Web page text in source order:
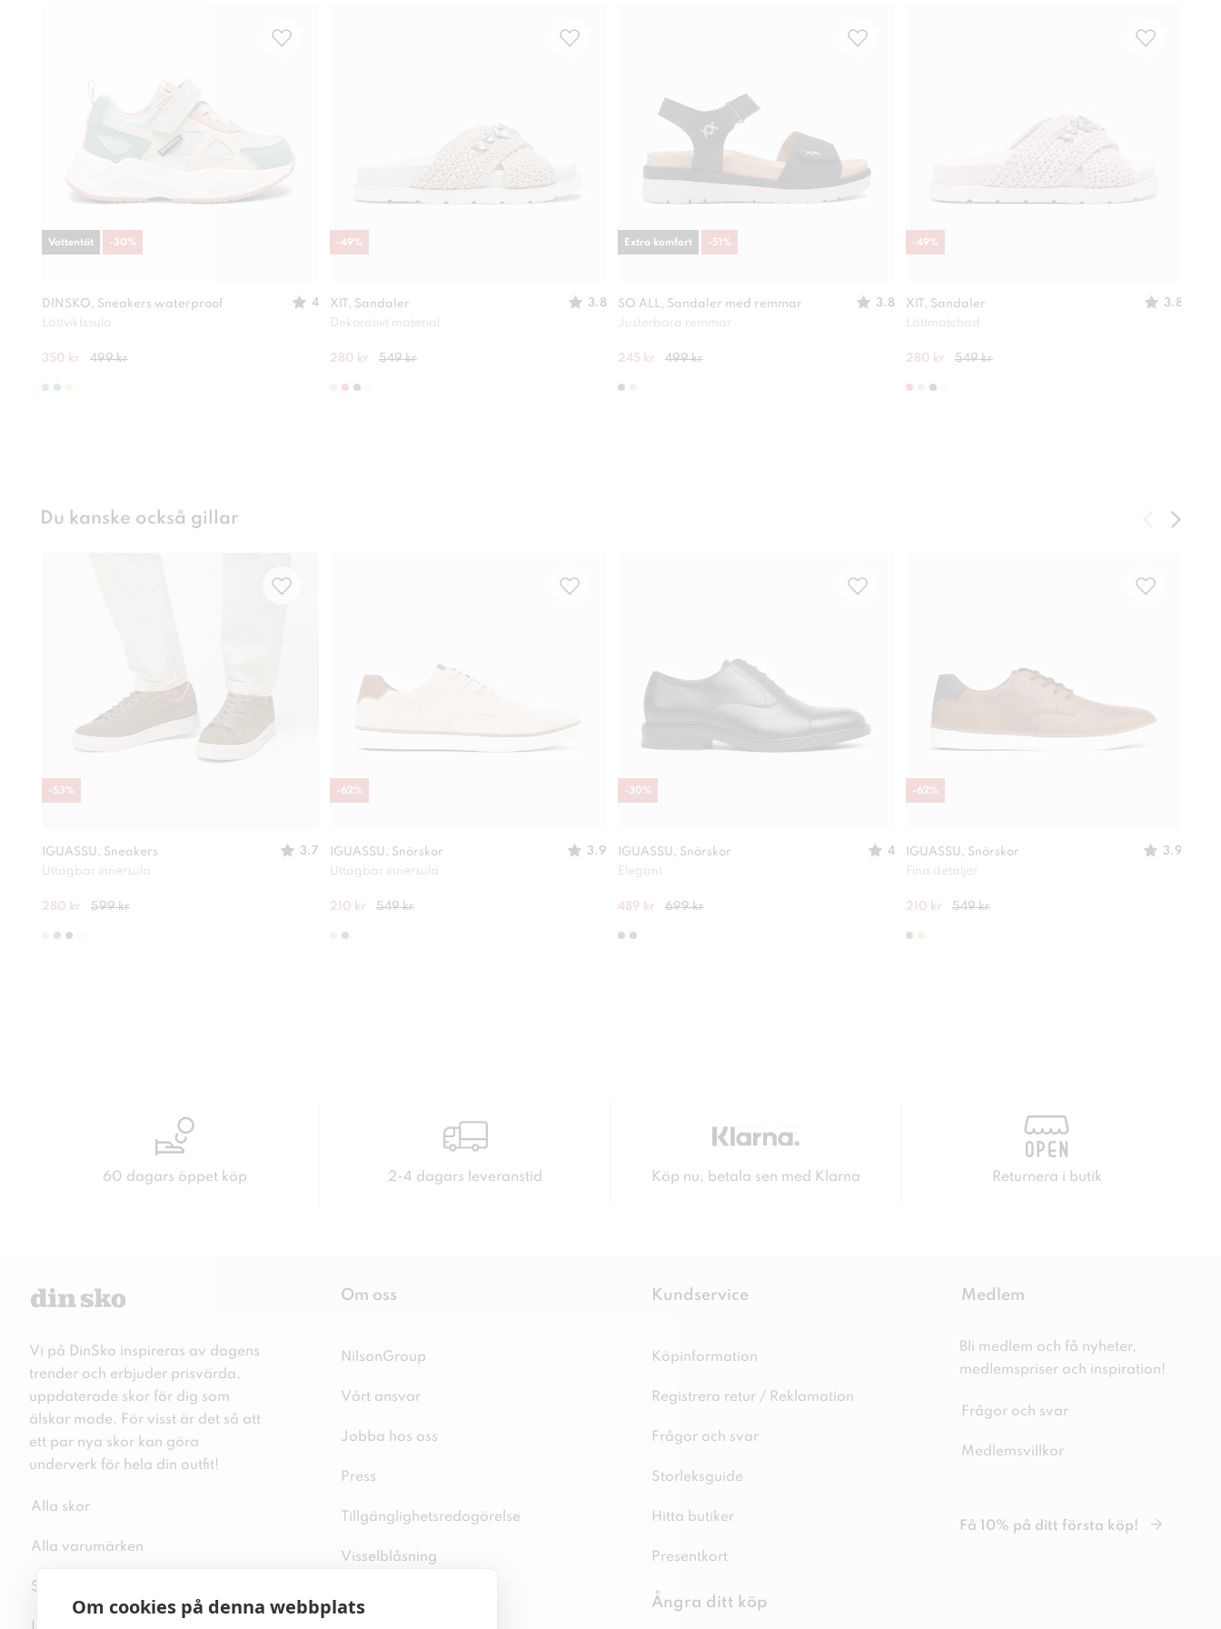
Om cookies på denna webbplats
DINSKO, Sneakers waterproof
4
Lättviktssula
350 kr 499 kr
Vattentät -30%
XIT, Sandaler
3.8
Dekorativt material
280 kr 549 kr
-49%
SO ALL, Sandaler med remmar
3.8
Justerbara remmar
245 kr 499 kr
Extra komfort -51 %
XIT, Sandaler
3.8
Lättmatchad
280 kr 549 kr
-49%
Du kanske också gillar
IGUASSU, Sneakers
3.7
Uttagbar innersula
280 kr 599 kr
-53%
IGUASSU, Snörskor
3.9
Uttagbar innersula
210 kr 549 kr
-62%
IGUASSU, Snörskor
4
Elegant
489 kr 699 kr
-30%
IGUASSU, Snörskor
3.9
Fina detaljer
210 kr 549 kr
-62%
60 dagars öppet köp 2-4 dagars leveranstid Köp nu, betala sen med Klarna Returnera i butik
Vi på DinSko inspireras av dagens
trender och erbjuder prisvärda,
uppdaterade skor för dig som
älskar mode. För visst är det så att
ett par nya skor kan göra
underverk för hela din outfit!
Alla skor
Alla varumärken
Sitemap
Om oss
NilsonGroup
Vårt ansvar
Jobba hos oss
Press
Tillgänglighetsredogörelse
Visselblåsning
Kundservice
Köpinformation
Registrera retur / Reklamation
Frågor och svar
Storleksguide
Hitta butiker
Presentkort
Ångra ditt köp
Medlem
Bli medlem och få nyheter,
medlemspriser och inspiration!
Frågor och svar
Medlemsvillkor
Få 10% på ditt första köp!